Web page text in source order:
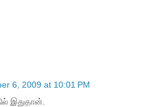
6, 2009 at 10:01 PM
இதுதான்.